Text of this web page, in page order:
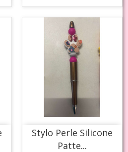
Stylo Perle Silicone
Patte...